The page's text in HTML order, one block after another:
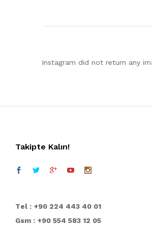
Instagram did not return any
Takipte Kalın!
Tel : +90 224 443 40 01
Gsm : +90 554 583 12 05